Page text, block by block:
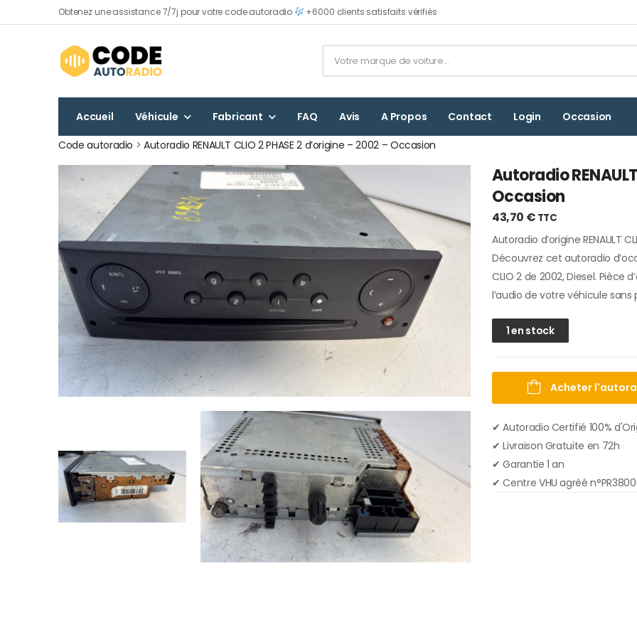
Obtenez une assistance 7/7j pour votre code autoradio +6000 clients satisfaits vérifiés
Accueil Véhicule Fabricant FAQ Avis A Propos Contact Login Occasion
Code autoradio >Autoradio RENAULT CLIO 2 PHASE 2 d’origine – 2002 – Occasion
Autoradio
Occasion
43,70 € TTC
Autoradio d’origine RENAULT
Découvrez cet autoradio
CLIO 2 de 2002, Diesel. Pièce
l’audio de votre véhicule
1 en stock
Acheter
✔ Autoradio Certifié 100%
✔︎ Livraison Gratuite en 72h
✔︎ Garantie 1 an
✔︎ Centre VHU agréé